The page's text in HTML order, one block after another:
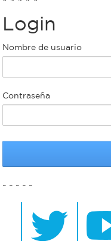
Bromatología
Rentas
Municipal
bondi
Recorrido
Personal
municipal
Login
Nombre de usuario
Contraseña
~ ~ ~ ~ ~